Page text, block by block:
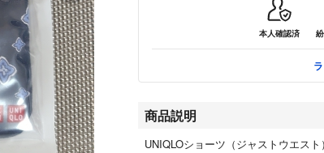
本人確認済
商品説明
UNIQLOショーツ（ジャストウエスト）